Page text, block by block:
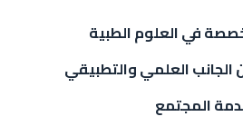
في العلوم الطبية
العلمي والتطبيقي
المجتمع